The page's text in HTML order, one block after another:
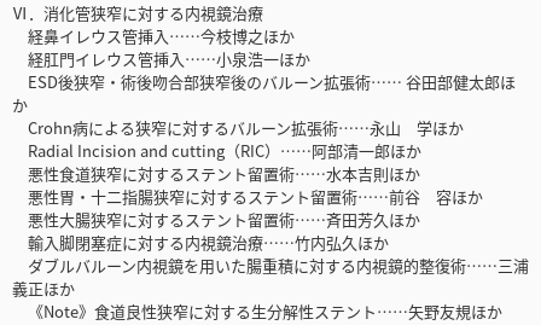
Ⅵ．消化管狭窄に対する内視鏡治療
経鼻イレウス管挿入……今枝博之ほか
経肛門イレウス管挿入……小泉浩一ほか
ESD後狭窄・術後吻合部狭窄後のバルーン拡張術…… 谷田部健太郎ほ
か
Crohn病による狭窄に対するバルーン拡張術……永山 学ほか
Radial Incision and cutting（RIC）……阿部清一郎ほか
悪性食道狭窄に対するステント留置術……水本吉則ほか
悪性胃・十二指腸狭窄に対するステント留置術……前谷 容ほか
悪性大腸狭窄に対するステント留置術……斉田芳久ほか
輸入脚閉塞症に対する内視鏡治療……竹内弘久ほか
ダブルバルーン内視鏡を用いた腸重積に対する内視鏡的整復術……三浦
義正ほか
《Note》食道良性狭窄に対する生分解性ステント……矢野友規ほか